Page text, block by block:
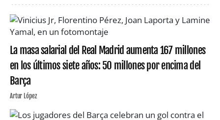
La masa salarial del Real Madrid aumenta 167 millones
en los últimos siete años: 50 millones por encima del
Barça
Artur López